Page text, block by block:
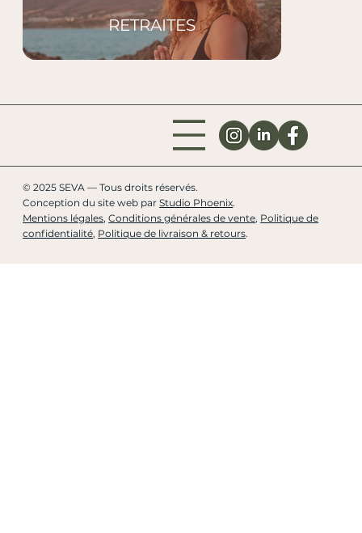
RETRAITES
© 2025 SEVA — Tous droits réservés.
Conception du site web parStudio Phoenix.
Mentions légales,Conditions générales de vente, Politique de
confidentialité, Politique de livraison & retours.